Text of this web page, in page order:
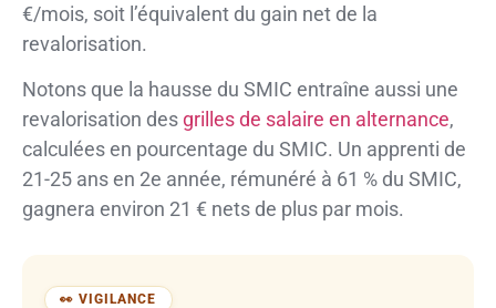
€/mois, soit l’équivalent du gain net de la
revalorisation.
Notons que la hausse du SMIC entraîne aussi une
revalorisation des grilles de salaire en alternance,
calculées en pourcentage du SMIC. Un apprenti de
21-25 ans en 2e année, rémunéré à 61 % du SMIC,
gagnera environ 21 € nets de plus par mois.